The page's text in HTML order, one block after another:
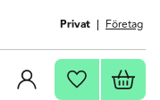
Privat Företag
Favoriter